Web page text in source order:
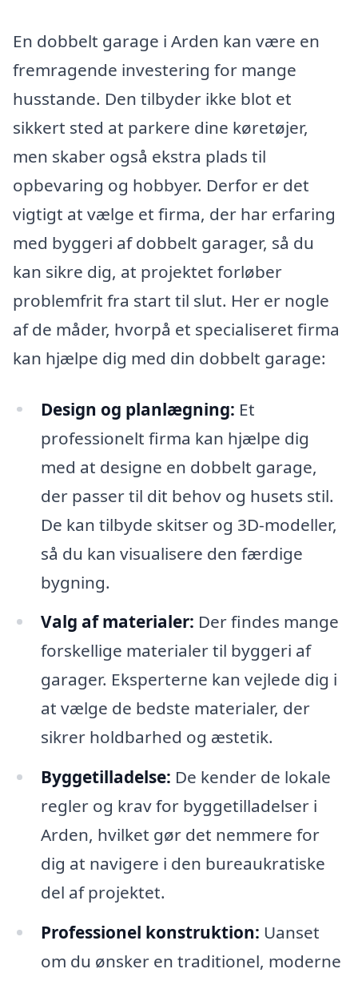
En dobbelt garage i Arden kan være en
fremragende investering for mange
husstande. Den tilbyder ikke blot et
sikkert sted at parkere dine køretøjer,
men skaber også ekstra plads til
opbevaring og hobbyer. Derfor er det
vigtigt at vælge et firma, der har erfaring
med byggeri af dobbelt garager, så du
kan sikre dig, at projektet forløber
problemfrit fra start til slut. Her er nogle
af de måder, hvorpå et specialiseret firma
kan hjælpe dig med din dobbelt garage:
Design og planlægning: Et
professionelt firma kan hjælpe dig
med at designe en dobbelt garage,
der passer til dit behov og husets stil.
De kan tilbyde skitser og 3D-modeller,
så du kan visualisere den færdige
bygning.
Valg af materialer: Der findes mange
forskellige materialer til byggeri af
garager. Eksperterne kan vejlede dig i
at vælge de bedste materialer, der
sikrer holdbarhed og æstetik.
Byggetilladelse: De kender de lokale
regler og krav for byggetilladelser i
Arden, hvilket gør det nemmere for
dig at navigere i den bureaukratiske
del af projektet.
Professionel konstruktion: Uanset
om du ønsker en traditionel, moderne